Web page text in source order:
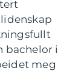
bachelor i
meg